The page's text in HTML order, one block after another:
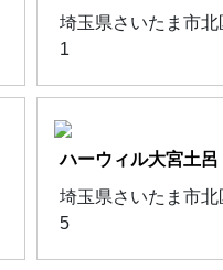
埼玉県さいたま市
1
ハーウィル大宮土呂
埼玉県さいたま市
5